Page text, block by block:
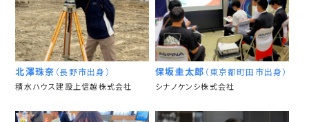
北澤珠奈 （長野市出身）
積水ハウス建設上信越株式会社
保坂圭太郎 （東京都町田市出身）
シナノケンシ株式会社